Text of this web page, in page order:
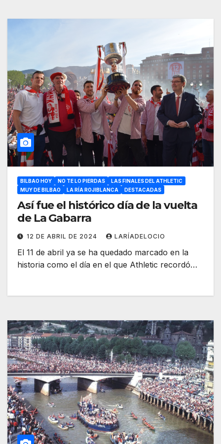
BILBAO HOY NO TE LO PIERDAS
LAS FINALES DEL ATHLETIC
MUY DE BILBAO
LA RÍA ROJIBLANCA DESTACADAS
Así fue el histórico día de la vuelta
de La Gabarra
12 DE ABRIL DE 2024 LARÍADELOCIO
El 11 de abril ya se ha quedado marcado en la
historia como el día en el que Athletic recordó…